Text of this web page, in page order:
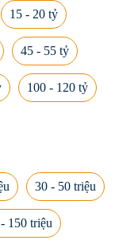
15 - 20 tỷ
45 - 55 tỷ
100 - 120 tỷ
30 - 50 triệu
150 triệu